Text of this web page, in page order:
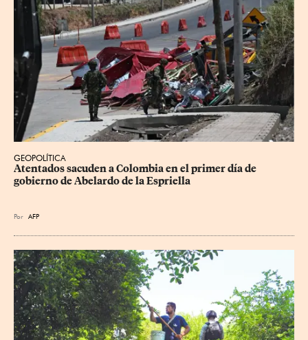
GEOPOLÍTICA
Atentados sacuden a Colombia en el primer día de
gobierno de Abelardo de la Espriella
Por AFP